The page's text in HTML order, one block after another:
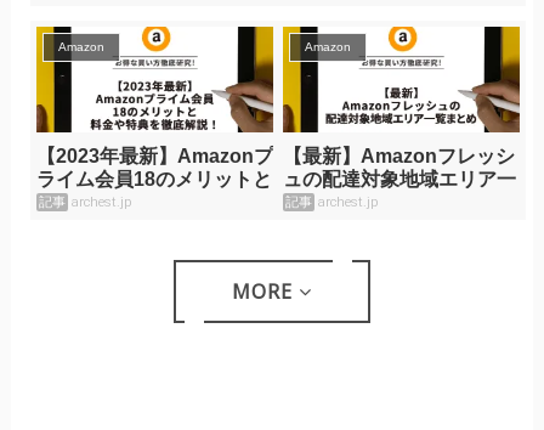
Amazon
【2023年最新】Amazonプ
ライム会員18のメリットと
料金や特典を徹底解説！
記事 archest.jp
Amazon
【最新】Amazonフレッシ
ュの配達対象地域エリア一
覧まとめ
記事 archest.jp
MORE